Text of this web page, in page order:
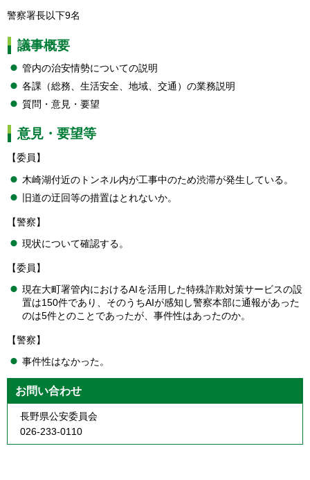
警察署長以下9名
議事概要
管内の治安情勢についての説明
各課（総務、生活安全、地域、交通）の業務説明
質問・意見・要望
意見・要望等
【委員】
木崎湖付近のトンネル内が工事中のため渋滞が発生している。
旧道の迂回等の措置はとれないか。
【警察】
現状について確認する。
【委員】
現在大町署管内におけるAIを活用した特殊詐欺対策サービスの設
置は150件であり、そのうちAIが感知し警察本部に通報があった
のは5件とのことであったが、事件性はあったのか。
【警察】
事件性はなかった。
お問い合わせ
長野県公安委員会
026-233-0110